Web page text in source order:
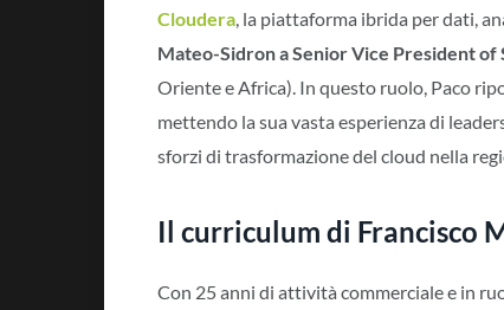
Cloudera, la piattaforma ibrida per dati,
Mateo-Sidrona Senior Vice President of
Oriente e Africa). In questo ruolo, Paco
mettendo la sua vasta esperienza di
sforzi di trasformazione del cloud nella
Il curriculum di Francisco
Con 25 anni di attività commerciale e in